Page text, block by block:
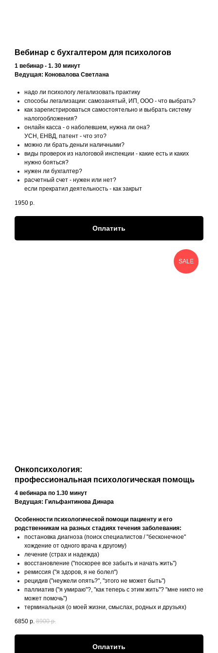
Вебинар с бухгалтером для психологов
1 вебинар - 1. 30 минут
Ведущая: Коновалова Светлана
надо ли психологу легализовать практику
способы легализации: самозанятый, ИП, ООО - что выбрать?
как зарегистрироваться самостоятельно и выбрать систему
налогообложения?
онлайн касса - о наболевшем, нужна ли она?
УСН, ЕНВД, патент - что это?
можно ли брать деньги наличными?
виды проверок из налоговой инспекции - какие есть и каких
нужно бояться?
нужен ли бухгалтер?
расчетный счет - нужен или нет?
если прекратил деятельность - как закрыт
1950 р.
Оплатить
SALE
Онкопсихология:
профессиональная психологическая помощь
4 вебинара по 1.30 минут
Ведущая: Гильфантинова Динара
Особенности психологической помощи пациенту и его
родственникам на разных стадиях течения заболевания:
постановка диагноза (поиск специалистов / "бесконечное"
хождение от одного врача к другому)
лечение (страх и надежда)
восстановление ("поскорее все забыть и начать жить")
ремиссия ("я здоров, я не болел")
рецидив ("неужели опять?", "этого не может быть")
паллиатив ("я умираю"?, "как теперь с этим жить"? "мне никто не
может помочь")
терминальная (о моей жизни, смыслах, родных и друзьях)
6850 р. 8900 р.
Оплатить